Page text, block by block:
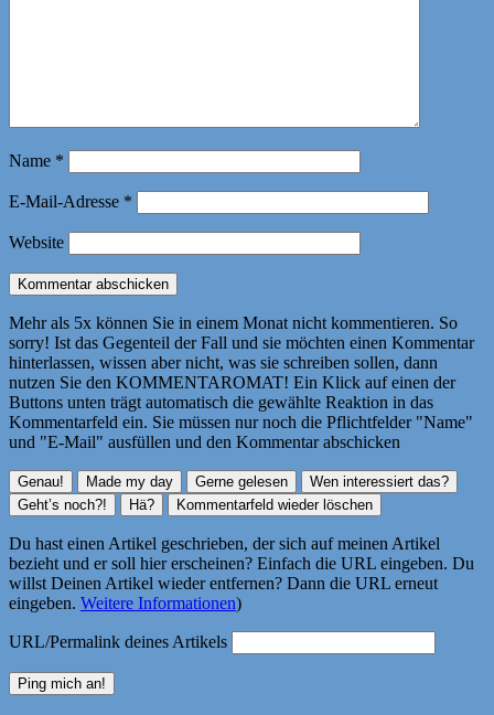
Name *
E-Mail-Adresse *
Website
Mehr als 5x können Sie in einem Monat nicht kommentieren. So
sorry! Ist das Gegenteil der Fall und sie möchten einen Kommentar
hinterlassen, wissen aber nicht, was sie schreiben sollen, dann
nutzen Sie den KOMMENTAROMAT! Ein Klick auf einen der
Buttons unten trägt automatisch die gewählte Reaktion in das
Kommentarfeld ein. Sie müssen nur noch die Pflichtfelder "Name"
und "E-Mail" ausfüllen und den Kommentar abschicken
Du hast einen Artikel geschrieben, der sich auf meinen Artikel
bezieht und er soll hier erscheinen? Einfach die URL eingeben. Du
willst Deinen Artikel wieder entfernen? Dann die URL erneut
eingeben. Weitere Informationen)
URL/Permalink deines Artikels